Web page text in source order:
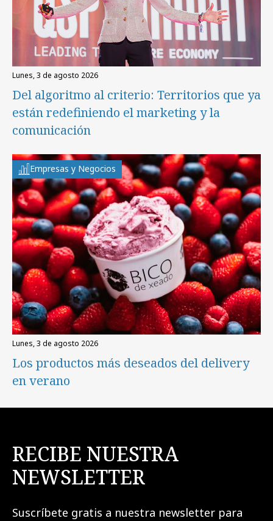
lunes, 3 de agosto 2026
Del algoritmo al criterio: Territorios que ya
están redefiniendo el marketing y la
comunicación
Empresas y Negocios
lunes, 3 de agosto 2026
Los productos más deseados del delivery
en verano
RECIBE NUESTRA
NEWSLETTER
Suscríbete gratis a nuestra newsletter para